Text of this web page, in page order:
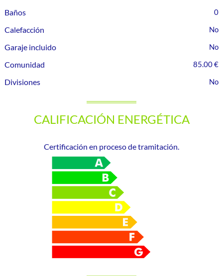
Baños 0
Calefacción
Garaje incluido
Comunidad
85.00 €
Divisiones
CALIFICACIÓN ENERGÉTICA
Certificación en proceso de tramitación.